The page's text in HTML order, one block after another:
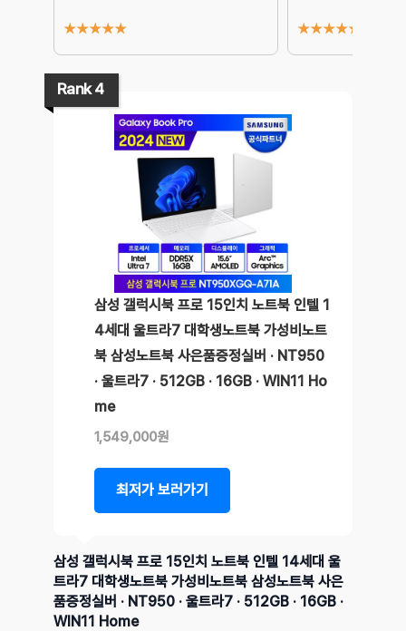
★★★★★ ★★★★★
Rank 4
삼성 갤럭시북 프로 15인치 노트북 인텔 1
4세대 울트라7 대학생노트북 가성비노트
북 삼성노트북 사은품증정실버 · NT950
· 울트라7 · 512GB · 16GB · WIN11 Ho
me
1,549,000원
최저가 보러가기
삼성 갤럭시북 프로 15인치 노트북 인텔 14세대 울
트라7 대학생노트북 가성비노트북 삼성노트북 사은
품증정실버 · NT950 · 울트라7 · 512GB · 16GB ·
WIN11 Home